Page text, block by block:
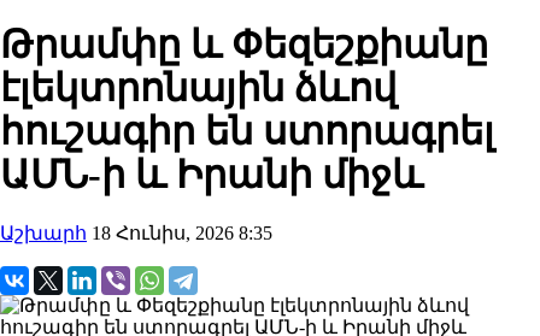
Թրամփը և Փեզեշքիանը
էլեկտրոնային ձևով
հուշագիր են ստորագրել
ԱՄՆ-ի և Իրանի միջև
Աշխարհ 18 Հունիս, 2026 8:35